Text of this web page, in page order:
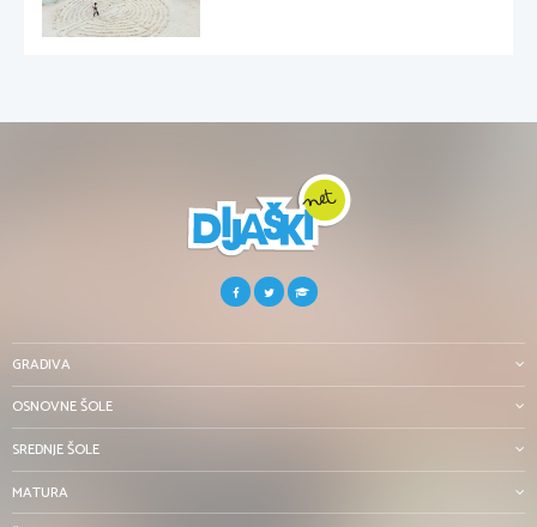
GRADIVA
OSNOVNE ŠOLE
SREDNJE ŠOLE
MATURA